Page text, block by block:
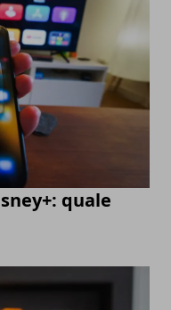
quale